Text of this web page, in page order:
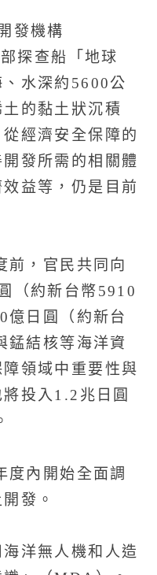
發機構
探查船「地球
水深約5600公
的黏土狀沉積
經濟安全保障的
發所需的相關體
益等，仍是目前
前，官民共同向
（約新台幣5910
億日圓（約新台
錳結核等海洋資
領域中重要性與
投入1.2兆日圓
度內開始全面調
發。
洋無人機和人造